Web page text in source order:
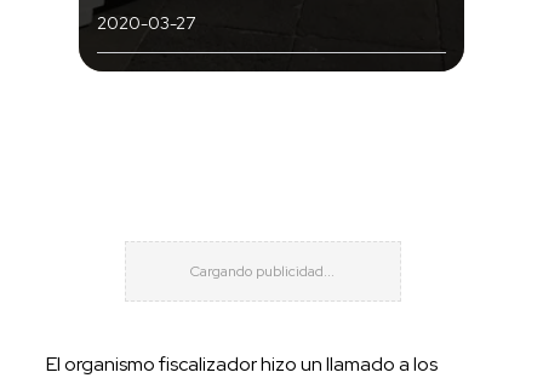
2020-03-27
El organismo fiscalizador hizo un llamado a los